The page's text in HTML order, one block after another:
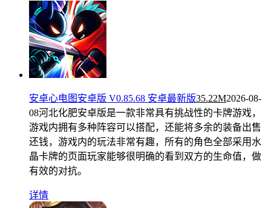
安卓心电图安卓版 V0.85.68 安卓最新版35.22M2026-08-
08河北化肥安卓版是一款非常具有挑战性的卡牌游戏，
游戏内拥有多种阵容可以搭配，还能将多余的装备出售
还钱，游戏内的玩法非常有趣，所有的角色全部采用水
晶卡牌的页面玩家能够很明确的看到双方的生命值，做
有效的对抗。
详情